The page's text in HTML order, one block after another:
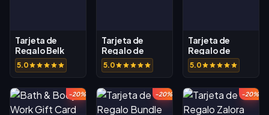
Tarjeta de
Regalo Belk
(EE. UU.)
5.0
Tarjeta de
Regalo de
Cabela's (US)
5.0
Tarjeta de
Regalo de
Cabela's (CA)
5.0
-20% -20% -20%